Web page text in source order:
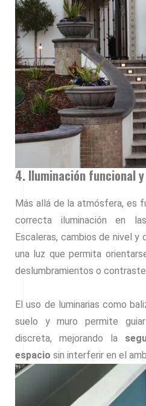
4. Iluminación funcional
Más allá de la atmósfera, es
correcta iluminación en
Escaleras, cambios de nivel y
una luz que permita
deslumbramientos o
El uso de luminarias como
suelo y muro permite
discreta, mejorando la
espacio sin interferir en el